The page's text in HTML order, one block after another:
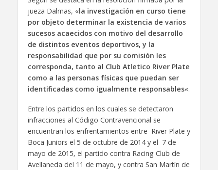
jueza Dalmas, «la investigación en curso tiene
por objeto determinar la existencia de varios
sucesos acaecidos con motivo del desarrollo
de distintos eventos deportivos, y la
responsabilidad que por su comisión les
corresponda, tanto al Club Atletico River Plate
como a las personas físicas que puedan ser
identificadas como igualmente responsables«.
Entre los partidos en los cuales se detectaron
infracciones al Código Contravencional se
encuentran los enfrentamientos entre River Plate y
Boca Juniors el 5 de octubre de 2014 y el 7 de
mayo de 2015, el partido contra Racing Club de
Avellaneda del 11 de mayo, y contra San Martín de